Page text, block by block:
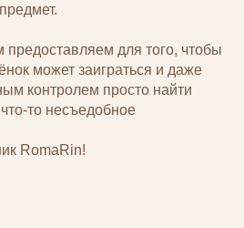
для того, чтобы
может заиграться и даже
контролем просто найти
то несъедобное
RomaRin!